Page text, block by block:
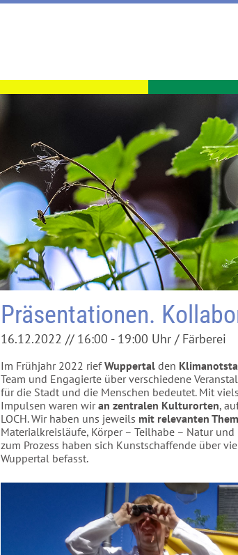
Präsentationen.
16.12.2022 // 16:00 - 19:00 Uhr / Färberei
Im Frühjahr 2022 riefWuppertal den
Team und Engagierte über verschiedene
für die Stadt und die Menschen bedeutet. Mit
Impulsen waren wiran zentralen Kulturorten,
LOCH. Wir haben uns jeweils mit relevanten
Materialkreisläufe, Körper – Teilhabe – Natur
zum Prozess haben sich Kunstschaffende über
Wuppertal befasst.